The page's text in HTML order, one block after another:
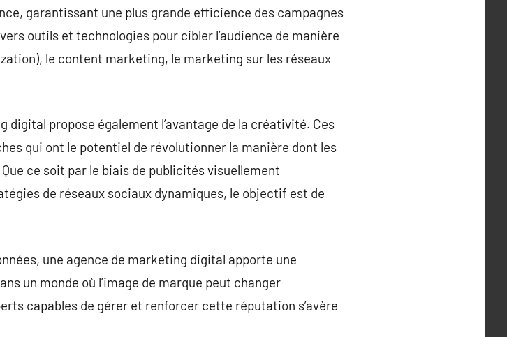
garantissant une plus grande efficience des campagnes
outils et technologies pour cibler l’audience de manière
le content marketing, le marketing sur les réseaux
digital propose également l’avantage de la créativité. Ces
qui ont le potentiel de révolutionner la manière dont les
ce soit par le biais de publicités visuellement
de réseaux sociaux dynamiques, le objectif est de
une agence de marketing digital apporte une
un monde où l’image de marque peut changer
capables de gérer et renforcer cette réputation s’avère